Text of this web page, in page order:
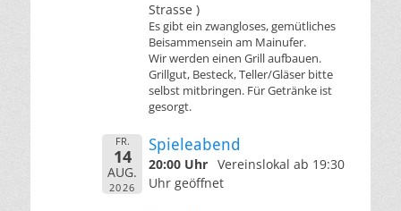
Strasse )
Es gibt ein zwangloses, gemütliches
Beisammensein am Mainufer.
Wir werden einen Grill aufbauen.
Grillgut, Besteck, Teller/Gläser bitte
selbst mitbringen. Für Getränke ist
gesorgt.
FR.
14
AUG.
2026
Spieleabend
20:00 Uhr Vereinslokal ab 19:30
Uhr geöffnet